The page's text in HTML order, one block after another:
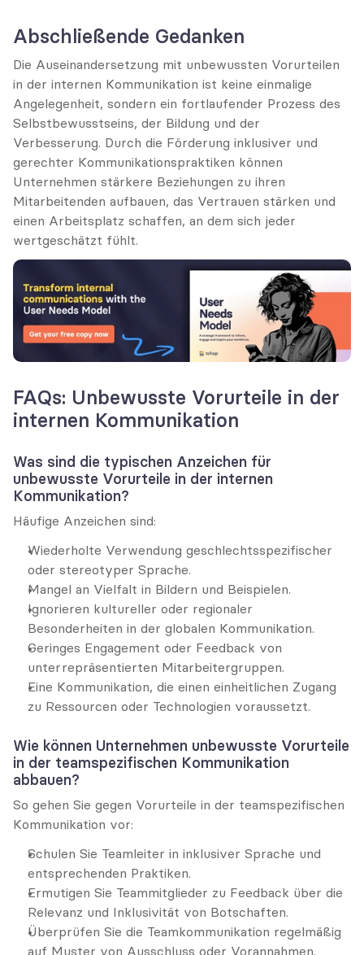
Abschließende Gedanken
Die Auseinandersetzung mit unbewussten Vorurteilen
in der internen Kommunikation ist keine einmalige
Angelegenheit, sondern ein fortlaufender Prozess des
Selbstbewusstseins, der Bildung und der
Verbesserung. Durch die Förderung inklusiver und
gerechter Kommunikationspraktiken können
Unternehmen stärkere Beziehungen zu ihren
Mitarbeitenden aufbauen, das Vertrauen stärken und
einen Arbeitsplatz schaffen, an dem sich jeder
wertgeschätzt fühlt.
FAQs: Unbewusste Vorurteile in der
internen Kommunikation
Was sind die typischen Anzeichen für
unbewusste Vorurteile in der internen
Kommunikation?
Häufige Anzeichen sind:
Wiederholte Verwendung geschlechtsspezifischer
oder stereotyper Sprache.
Mangel an Vielfalt in Bildern und Beispielen.
Ignorieren kultureller oder regionaler
Besonderheiten in der globalen Kommunikation.
Geringes Engagement oder Feedback von
unterrepräsentierten Mitarbeitergruppen.
Eine Kommunikation, die einen einheitlichen Zugang
zu Ressourcen oder Technologien voraussetzt.
Wie können Unternehmen unbewusste Vorurteile
in der teamspezifischen Kommunikation
abbauen?
So gehen Sie gegen Vorurteile in der teamspezifischen
Kommunikation vor:
Schulen Sie Teamleiter in inklusiver Sprache und
entsprechenden Praktiken.
Ermutigen Sie Teammitglieder zu Feedback über die
Relevanz und Inklusivität von Botschaften.
Überprüfen Sie die Teamkommunikation regelmäßig
auf Muster von Ausschluss oder Vorannahmen.